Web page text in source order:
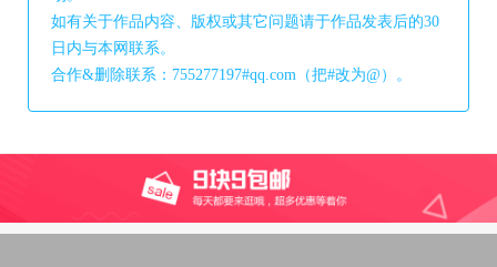
如有关于作品内容、版权或其它问题请于作品发表后的30
日内与本网联系。
合作&删除联系：755277197#qq.com（把#改为@）。